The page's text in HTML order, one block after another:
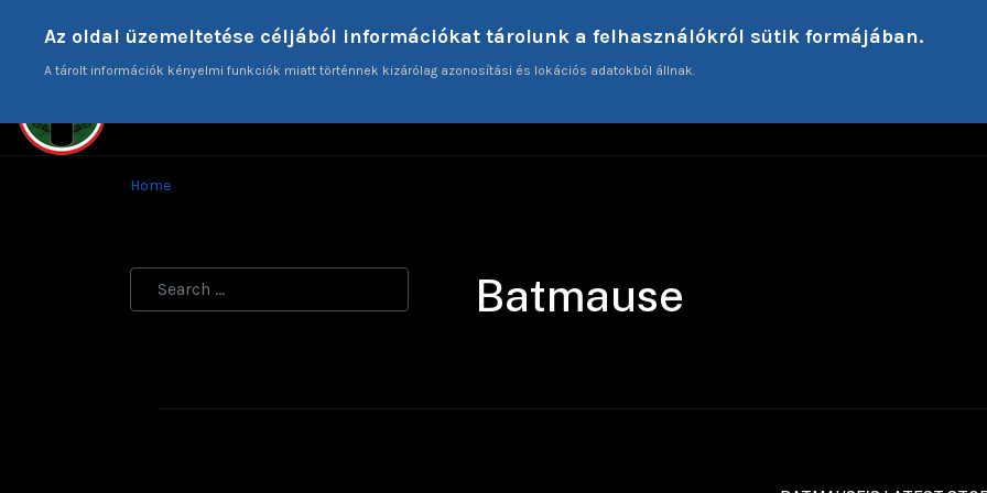
Donate
Home
Batmause
Az oldal üzemeltetése céljából információkat tárolunk a felhasználókról sütik formájában.
A tárolt információk kényelmi funkciók miatt történnek kizárólag azonosítási és lokációs adatokból állnak.